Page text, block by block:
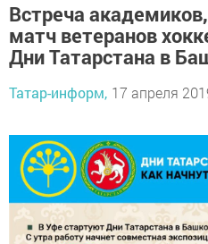
Встреча
матч ветеранов
Дни Татарстана в
Татар-информ, 17 апреля